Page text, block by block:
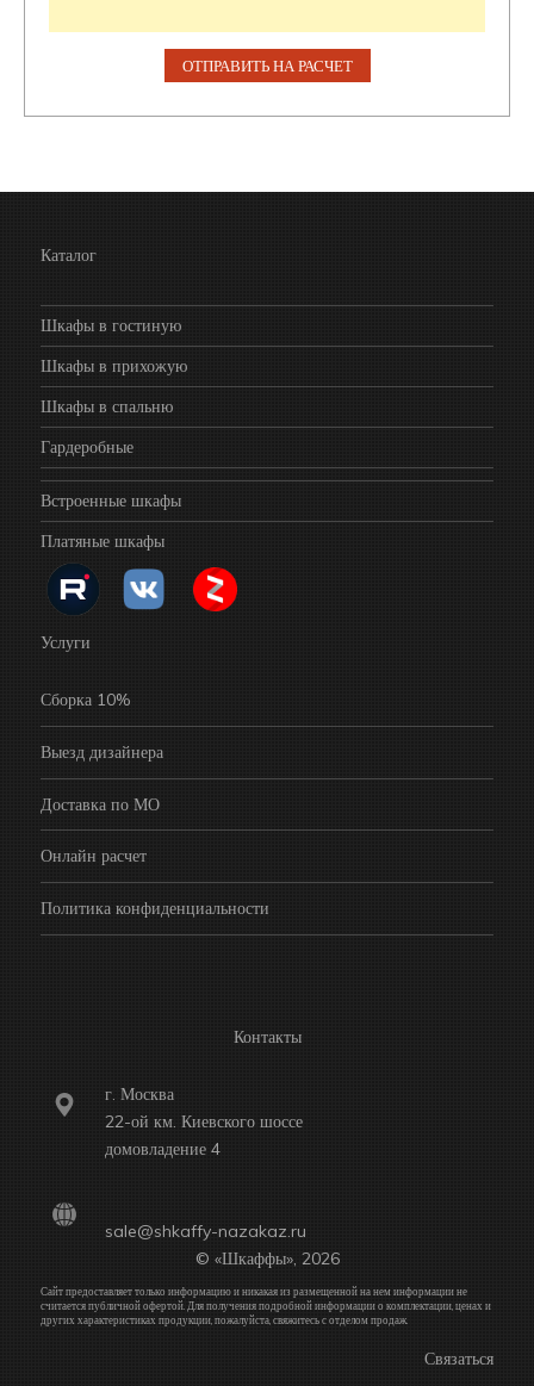
Каталог
Шкафы в гостиную
Шкафы в прихожую
Шкафы в спальню
Гардеробные
Встроенные шкафы
Платяные шкафы
Услуги
Сборка 10%
Выезд дизайнера
Доставка по МО
Онлайн расчет
Политика конфиденциальности
Контакты
г. Москва
22-ой км. Киевского шоссе
домовладение 4
sale@shkaffy-nazakaz.ru
© «Шкаффы», 2026
Сайт предоставляет только информацию и никакая из размещенной на нем информации не
считается публичной офертой. Для получения подробной информации о комплектации, ценах и
других характеристиках продукции, пожалуйста, свяжитесь с отделом продаж.
Связаться